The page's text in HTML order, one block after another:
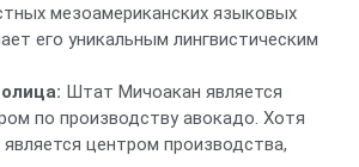
мезоамериканских языковых
его уникальным лингвистическим
Штат Мичоакан является
по производству авокадо. Хотя
центром производства,